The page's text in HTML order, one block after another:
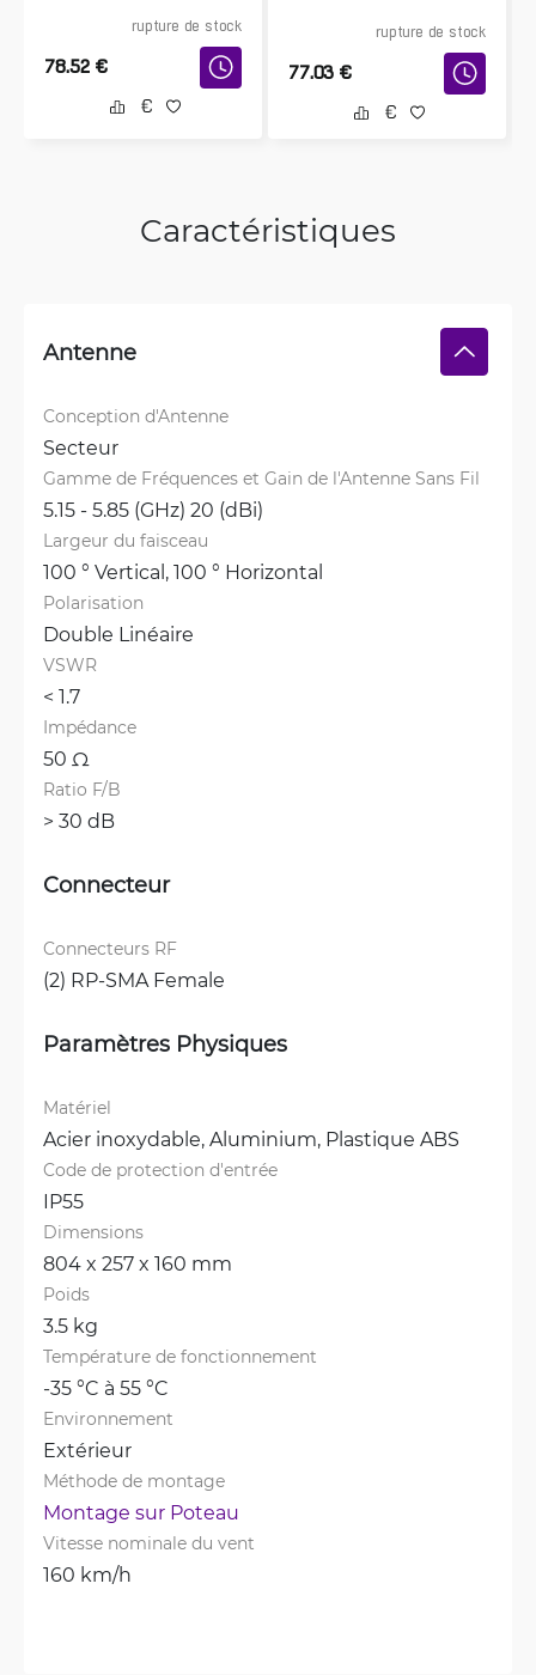
rupture de stock
78.52 €
rupture de stock
77.03 €
Caractéristiques
Antenne
Conception d'Antenne
Secteur
Gamme de Fréquences et Gain de l'Antenne Sans Fil
5.15 - 5.85 (GHz) 20 (dBi)
Largeur du faisceau
100 ° Vertical, 100 ° Horizontal
Polarisation
Double Linéaire
VSWR
< 1.7
Impédance
50 Ω
Ratio F/B
> 30 dB
Connecteur
Connecteurs RF
(2) RP-SMA Female
Paramètres Physiques
Matériel
Acier inoxydable, Aluminium, Plastique ABS
Code de protection d'entrée
IP55
Dimensions
804 x 257 x 160 mm
Poids
3.5 kg
Température de fonctionnement
-35 °C à 55 °C
Environnement
Extérieur
Méthode de montage
Montage sur Poteau
Vitesse nominale du vent
160 km/h